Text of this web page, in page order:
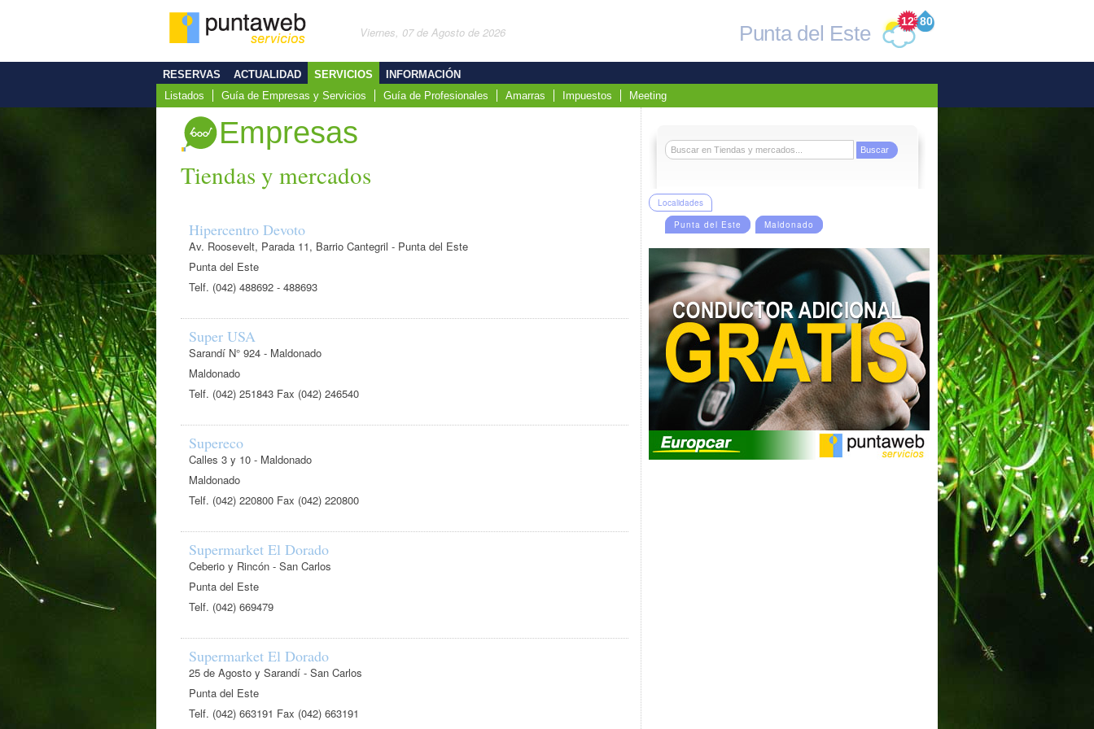
Viernes, 07 de Agosto de 2026
80
12°
Punta del Este
RESERVAS ACTUALIDAD
SERVICIOS
Listados
Guía de Empresas y Servicios Guía de Profesionales Amarras Impuestos Meeting
INFORMACIÓN
Empresas
Tiendas y mercados
Hipercentro Devoto
Av. Roosevelt, Parada 11, Barrio Cantegril - Punta del Este
Punta del Este
Telf. (042) 488692 - 488693
Super USA
Sarandí N° 924 - Maldonado
Maldonado
Telf. (042) 251843 Fax (042) 246540
Supereco
Calles 3 y 10 - Maldonado
Maldonado
Telf. (042) 220800 Fax (042) 220800
Supermarket El Dorado
Ceberio y Rincón - San Carlos
Punta del Este
Telf. (042) 669479
Supermarket El Dorado
25 de Agosto y Sarandí - San Carlos
Punta del Este
Telf. (042) 663191 Fax (042) 663191
Localidades
Punta del Este
Maldonado